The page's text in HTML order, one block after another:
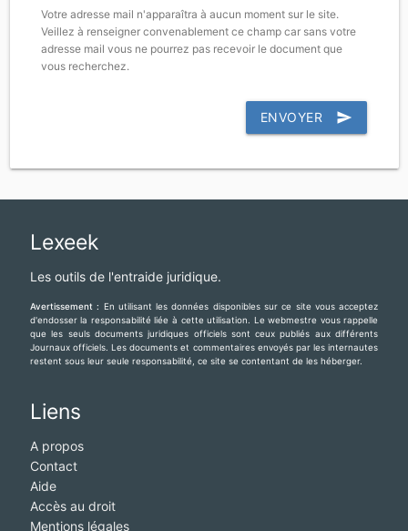
Votre adresse mail n'apparaîtra à aucun moment sur le site.
Veillez à renseigner convenablement ce champ car sans votre
adresse mail vous ne pourrez pas recevoir le document que
vous recherchez.
ENVOYER send
Lexeek
Les outils de l'entraide juridique.
Avertissement : En utilisant les données disponibles sur ce site vous acceptez
d'endosser la responsabilité liée à cette utilisation. Le webmestre vous rappelle
que les seuls documents juridiques officiels sont ceux publiés aux différents
Journaux officiels. Les documents et commentaires envoyés par les internautes
restent sous leur seule responsabilité, ce site se contentant de les héberger.
Liens
A propos
Contact
Aide
Accès au droit
Mentions légales